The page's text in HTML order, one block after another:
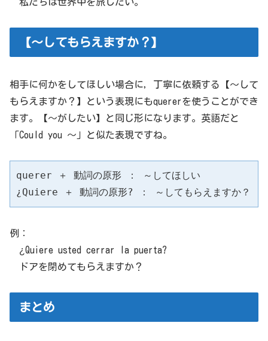
【～してもらえますか？】
相手に何かをしてほしい場合に，丁寧に依頼する【～して
もらえますか？】という表現にもquererを使うことができ
ます。【～がしたい】と同じ形になります。英語だと
「Could you ～」と似た表現ですね。
querer ＋ 動詞の原形 ： ～してほしい
¿Quiere ＋ 動詞の原形? ： ～してもらえますか？
例：
¿Quiere usted cerrar la puerta?
ドアを閉めてもらえますか？
まとめ